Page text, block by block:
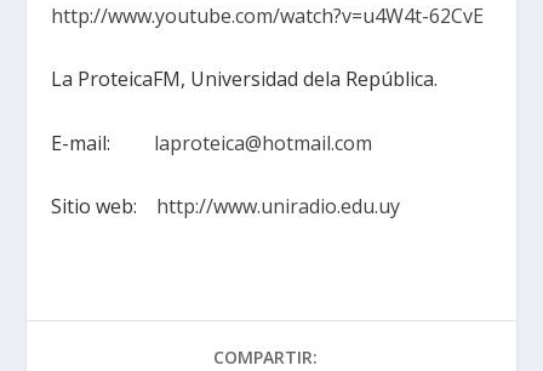
http://www.youtube.com/watch?v=u4W4t-62CvE
La ProteicaFM, Universidad dela República.
E-mail: laproteica@hotmail.com
Sitio web­: http://www.uniradio.edu.uy
COMPARTIR: